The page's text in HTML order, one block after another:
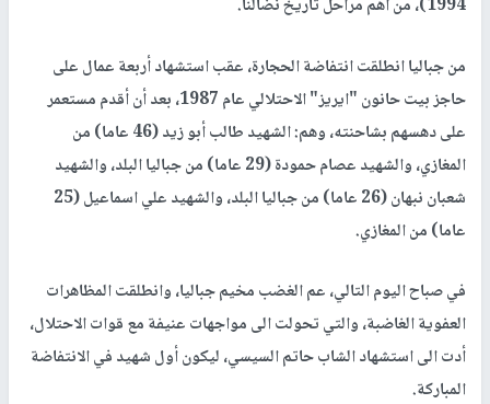
1994)، من أهم مراحل تاريخ نضالنا.
من جباليا انطلقت انتفاضة الحجارة، عقب استشهاد أربعة عمال على
حاجز بيت حانون "ايريز" الاحتلالي عام 1987، بعد أن أقدم مستعمر
على دهسهم بشاحنته، وهم: الشهيد طالب أبو زيد (46 عاما) من
المغازي، والشهيد عصام حمودة (29 عاما) من جباليا البلد، والشهيد
شعبان نبهان (26 عاما) من جباليا البلد، والشهيد علي اسماعيل (25
عاما) من المغازي.
في صباح اليوم التالي، عم الغضب مخيم جباليا، وانطلقت المظاهرات
العفوية الغاضبة، والتي تحولت الى مواجهات عنيفة مع قوات الاحتلال،
أدت الى استشهاد الشاب حاتم السيسي، ليكون أول شهيد في الانتفاضة
المباركة.